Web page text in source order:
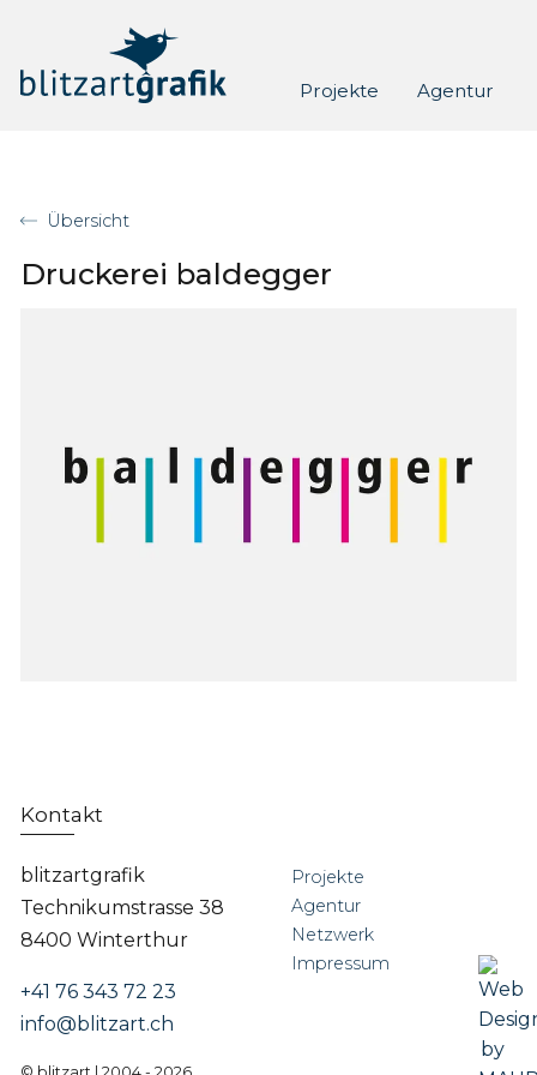
Projekte Agentur
Übersicht
Druckerei baldegger
Kontakt
blitzartgrafik
Technikumstrasse 38
8400 Winterthur
+41 76 343 72 23
info@blitzart.ch
Projekte
Agentur
Netzwerk
Impressum